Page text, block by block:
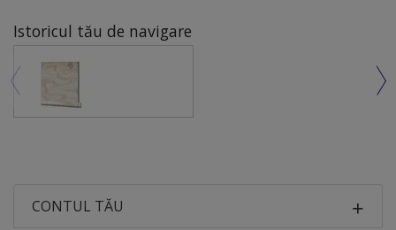
Istoricul tău de navigare
CONTUL TĂU